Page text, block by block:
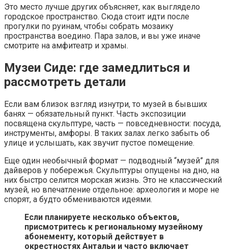
Это место лучше других объясняет, как выглядело
городское пространство. Сюда стоит идти после
прогулки по руинам, чтобы собрать мозаику
пространства воедино. Пара залов, и вы уже иначе
смотрите на амфитеатр и храмы.
Музеи Сиде: где замедлиться и
рассмотреть детали
Если вам близок взгляд изнутри, то музей в бывших
банях — обязательный пункт. Часть экспозиции
посвящена скульптуре, часть — повседневности: посуда,
инструменты, амфоры. В таких залах легко забыть об
улице и услышать, как звучит пустое помещение.
Еще один необычный формат — подводный “музей” для
дайверов у побережья. Скульптуры опущены на дно, на
них быстро селится морская жизнь. Это не классический
музей, но впечатление отдельное: археология и море не
спорят, а будто обмениваются идеями.
Если планируете несколько объектов,
присмотритесь к региональному музейному
абонементу, который действует в
окрестностях Антальи и часто включает